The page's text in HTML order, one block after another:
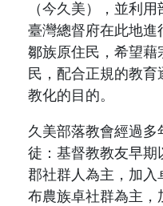
（今久美）
，並利
臺灣總督府在此地進
鄒族原住民，希望
民，配合正規的教育
教化的目的。
久美部落教會經過
徒：基督教教友早
郡社群人為主，加入
布農族卓社群為主，